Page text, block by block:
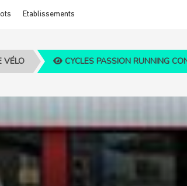
Etablissements
VÉLO CYCLES PASSION RUNNING